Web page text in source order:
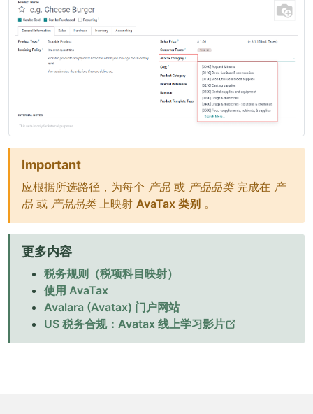
Important
应根据所选路径，为每个 产品 或 产品品类完成在 产
品 或 产品品类上映射 AvaTax 类别 。
更多内容
税务规则（税项科目映射）
使用 AvaTax
Avalara (Avatax) 门户网站
US 税务合规：Avatax 线上学习影片